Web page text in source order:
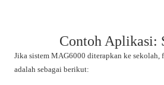
Contoh Aplikasi:
Jika sistem MAG6000 diterapkan ke sekolah,
adalah sebagai berikut: